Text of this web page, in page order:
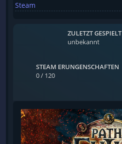
Steam
ZULETZT GESPIELT
unbekannt
STEAM ERUNGENSCHAFTEN
0 / 120